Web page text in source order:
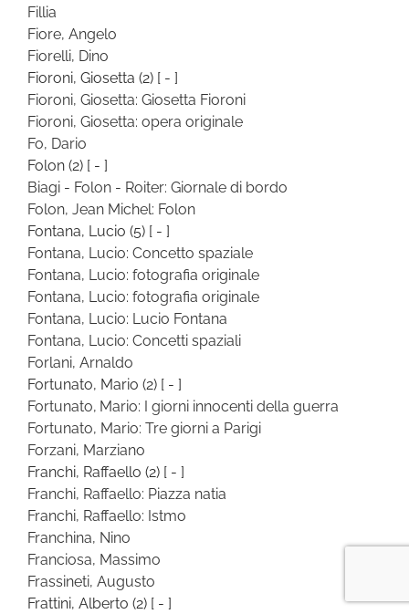
Fillia
Fiore, Angelo
Fiorelli, Dino
Fioroni, Giosetta (2) [ - ]
Fioroni, Giosetta: Giosetta Fioroni
Fioroni, Giosetta: opera originale
Fo, Dario
Folon (2) [ - ]
Biagi - Folon - Roiter: Giornale di bordo
Folon, Jean Michel: Folon
Fontana, Lucio (5) [ - ]
Fontana, Lucio: Concetto spaziale
Fontana, Lucio: fotografia originale
Fontana, Lucio: fotografia originale
Fontana, Lucio: Lucio Fontana
Fontana, Lucio: Concetti spaziali
Forlani, Arnaldo
Fortunato, Mario (2) [ - ]
Fortunato, Mario: I giorni innocenti della guerra
Fortunato, Mario: Tre giorni a Parigi
Forzani, Marziano
Franchi, Raffaello (2) [ - ]
Franchi, Raffaello: Piazza natia
Franchi, Raffaello: Istmo
Franchina, Nino
Franciosa, Massimo
Frassineti, Augusto
Frattini, Alberto (2) [ - ]